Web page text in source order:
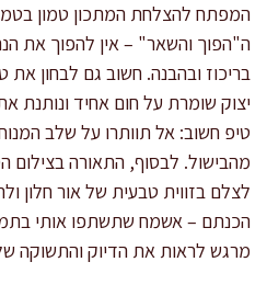
המפתח להצלחת המתכון טמון
ה"הפוך והשאר" – אין להפוך את
בריכוז ובהבנה. חשוב גם לבחון
יצוק שומרת על חום אחיד ונותנת
טיפ חשוב: אל תוותרו על שלב
מהבישול. לבסוף, התאורה בצילום
לצלם בזווית טבעית של אור חלון
הכנתם – אשמח שתשתפו אותי
מרגש לראות את הדיוק והתשוקה